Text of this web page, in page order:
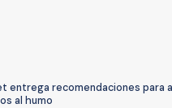
entrega recomendaciones para
al humo